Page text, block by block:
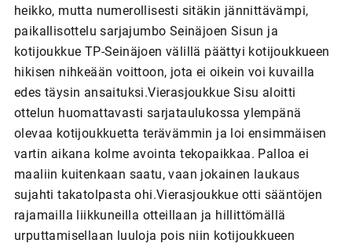
heikko, mutta numerollisesti sitäkin jännittävämpi,
paikallisottelu sarjajumbo Seinäjoen Sisun ja
kotijoukkue TP-Seinäjoen välillä päättyi kotijoukkueen
hikisen nihkeään voittoon, jota ei oikein voi kuvailla
edes täysin ansaituksi.Vierasjoukkue Sisu aloitti
ottelun huomattavasti sarjataulukossa ylempänä
olevaa kotijoukkuetta terävämmin ja loi ensimmäisen
vartin aikana kolme avointa tekopaikkaa. Palloa ei
maaliin kuitenkaan saatu, vaan jokainen laukaus
sujahti takatolpasta ohi.Vierasjoukkue otti sääntöjen
rajamailla liikkuneilla otteillaan ja hillittömällä
urputtamisellaan luuloja pois niin kotijoukkueen